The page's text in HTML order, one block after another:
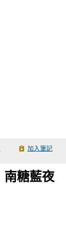
加入筆記
南糖藍夜